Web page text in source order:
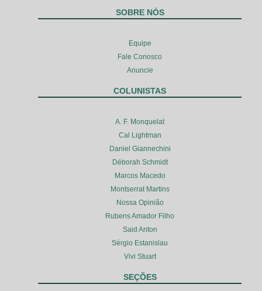
SOBRE NÓS
Equipe
Fale Conosco
Anuncie
COLUNISTAS
A. F. Monquelat
Cal Lightman
Daniel Giannechini
Déborah Schmidt
Marcos Macedo
Montserrat Martins
Nossa Opinião
Rubens Amador Filho
Said Anton
Sérgio Estanislau
Vivi Stuart
SEÇÕES